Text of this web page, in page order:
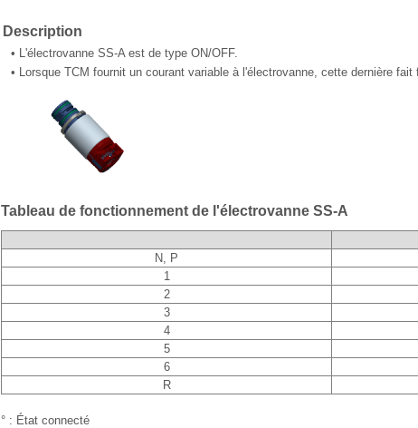
Description
• L'électrovanne SS-A est de type ON/OFF.
• Lorsque TCM fournit un courant variable à l'électrovanne, cette dernière
Tableau de fonctionnement de l'électrovanne SS-A
N, P
1
2
3
4
5
6
R
° : État connecté